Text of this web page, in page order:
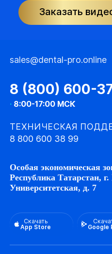
Заказать
sales@dental-pro.online
8 (800) 600-
· 8:00-17:00 МСК
ТЕХНИЧЕСКАЯ
8 800 600 38 99
Особая экономическая
Республика Татарстан,
Университетская, д. 7
Скачать
App Store
Google